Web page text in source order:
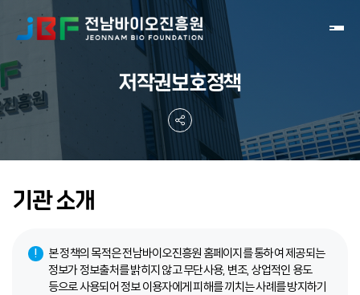
저작권보호정책
기관 소개
본 정책의 목적은 전남바이오진흥원 홈페이지를 통하여 제공되는
정보가 정보출처를 밝히지 않고 무단사용, 변조, 상업적인 용도
등으로 사용되어 정보 이용자에게 피해를 끼치는 사례를 방지하기